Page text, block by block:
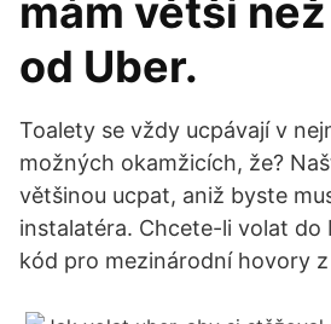
mám větší
od Uber.
Toalety se vždy ucpávají v
možných okamžicích, že?
většinou ucpat, aniž byste
instalatéra. Chcete-li volat do
kód pro mezinárodní hovory